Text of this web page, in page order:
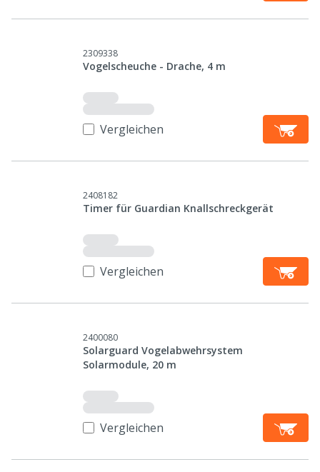
2309338
Vogelscheuche - Drache, 4 m
Vergleichen
2408182
Timer für Guardian Knallschreckgerät
Vergleichen
2400080
Solarguard Vogelabwehrsystem
Solarmodule, 20 m
Vergleichen